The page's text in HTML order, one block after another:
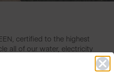
certified to the highest
all of our water, electricity